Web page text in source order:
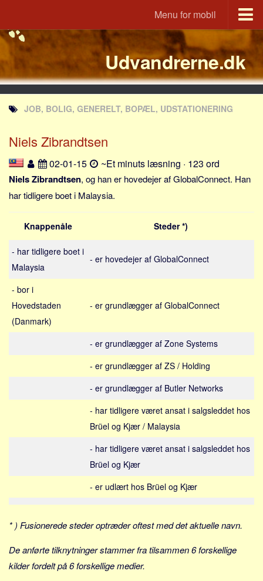
Menu for mobil
Portal
Udvandrerne.dk
Utvandrerne.no
Utvandrarna.se
Tyskland.dk
England.dk
JLKM.dk
Lande
Tyrkiet
Spanien
Frankrig
Sverige
Norge
Thailand
Italien
USA
Alle
Nøgleord
Job
Investering
Social sikring og sundhed
Transport
Alle
Udvandrerne.dk
JOB, BOLIG, GENERELT, BOPÆL, UDSTATIONERING
Niels Zibrandtsen
02-01-15 ~Et minuts læsning · 123 ord
Niels Zibrandtsen, og han er hovedejer af GlobalConnect. Han
har tidligere boet i Malaysia.
Knappenåle Steder *)
- har tidligere boet i
Malaysia
- er hovedejer af GlobalConnect
- bor i
Hovedstaden
(Danmark)
- er grundlægger af GlobalConnect
- er grundlægger af Zone Systems
- er grundlægger af ZS / Holding
- er grundlægger af Butler Networks
- har tidligere været ansat i salgsleddet hos
Brüel og Kjær / Malaysia
- har tidligere været ansat i salgsleddet hos
Brüel og Kjær
- er udlært hos Brüel og Kjær
* ) Fusionerede steder optræder oftest med det aktuelle navn.
De anførte tilknytninger stammer fra tilsammen 6 forskellige
kilder fordelt på 6 forskellige medier.